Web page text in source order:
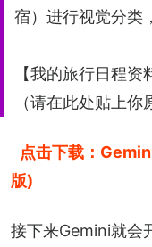
宿）进行视觉分类
【我的旅行日程资
（请在此处贴上你
点击下载：
版)
接下来Gemini就会